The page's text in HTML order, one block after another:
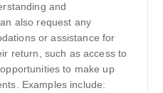
and
also request any
or assistance for
return, such as access to
to make up
Examples include: